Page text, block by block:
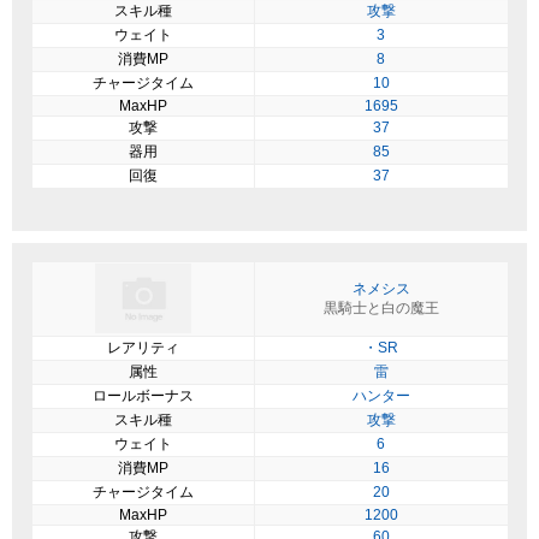
スキル種
攻撃
ウェイト
3
消費MP
8
チャージタイム
10
MaxHP
1695
攻撃
37
器用
85
回復
37
ネメシス
黒騎士と白の魔王
レアリティ
・SR
属性
雷
ロールボーナス
ハンター
スキル種
攻撃
ウェイト
6
消費MP
16
チャージタイム
20
MaxHP
1200